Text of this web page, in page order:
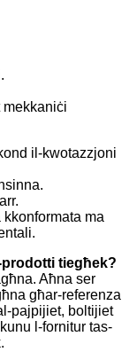
mekkaniċi
il-kwotazzjoni
ma
tiegħek?
Aħna ser
għar-referenza
pajpijiet, boltijiet
l-fornitur tas-